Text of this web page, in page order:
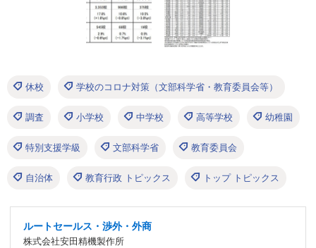
休校 学校のコロナ対策（文部科学省・教育委員会等）
調査 小学校 中学校 高等学校 幼稚園
特別支援学級 文部科学省 教育委員会
自治体 教育行政 トピックス トップ トピックス
ルートセールス・渉外・外商
株式会社安田精機製作所